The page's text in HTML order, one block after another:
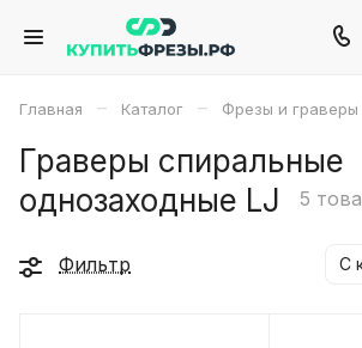
Главная – Каталог – Фрезы и граверы
Граверы спиральные
однозаходные LJ
5
Фильтр С